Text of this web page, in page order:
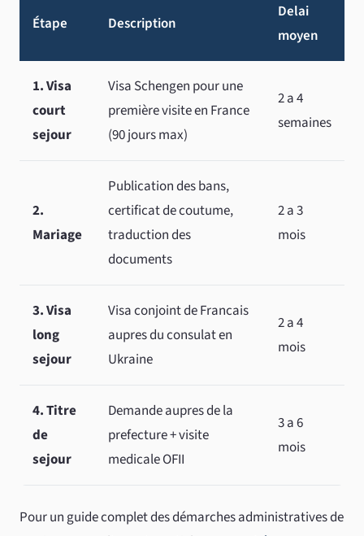
Étape Description
Delai
moyen
1. Visa
court
sejour
Visa Schengen pour une
première visite en France
(90 jours max)
2 a 4
semaines
2.
Mariage
Publication des bans,
certificat de coutume,
traduction des
documents
2 a 3
mois
3. Visa
long
sejour
Visa conjoint de Francais
aupres du consulat en
Ukraine
2 a 4
mois
4. Titre
de
sejour
Demande aupres de la
prefecture + visite
medicale OFII
3 a 6
mois
Pour un guide complet des démarches administratives de